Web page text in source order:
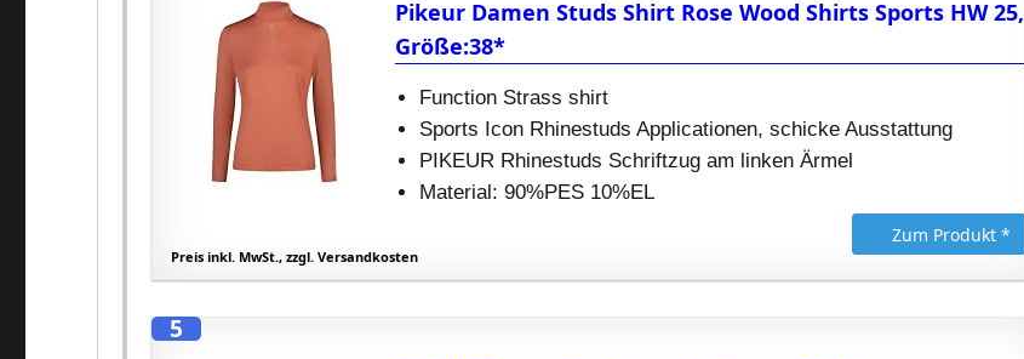
Pikeur Damen Studs Shirt Rose Wood Shirts Sports HW 25,
Größe:38*
Function Strass shirt
Sports Icon Rhinestuds Applicationen, schicke Ausstattung
PIKEUR Rhinestuds Schriftzug am linken Ärmel
Material: 90%PES 10%EL
Zum Produkt *
Preis inkl. MwSt., zzgl. Versandkosten
5